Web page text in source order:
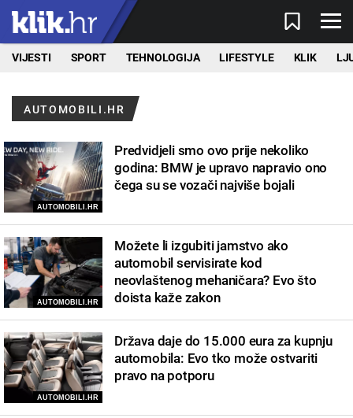
VIJESTI SPORT TEHNOLOGIJA LIFESTYLE KLIK
AUTOMOBILI.HR
AUTOMOBILI.HR
Predvidjeli smo ovo prije nekoliko
godina: BMW je upravo napravio ono
čega su se vozači najviše bojali
AUTOMOBILI.HR
Možete li izgubiti jamstvo ako
automobil servisirate kod
neovlaštenog mehaničara? Evo što
doista kaže zakon
AUTOMOBILI.HR
Država daje do 15.000 eura za kupnju
automobila: Evo tko može ostvariti
pravo na potporu